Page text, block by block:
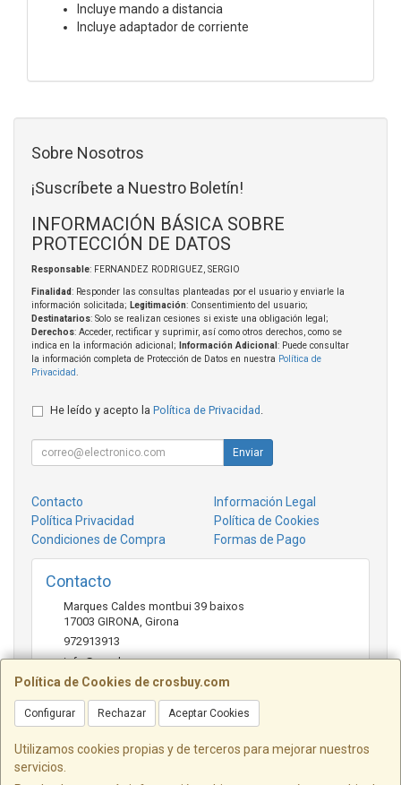
Incluye mando a distancia
Incluye adaptador de corriente
Política de Cookies de crosbuy.com
Configurar Rechazar Aceptar Cookies
Utilizamos cookies propias y de terceros para mejorar nuestros
servicios.
Sobre Nosotros
¡Suscríbete a Nuestro Boletín!
INFORMACIÓN BÁSICA SOBRE
PROTECCIÓN DE DATOS
Responsable: FERNANDEZ RODRIGUEZ, SERGIO
Finalidad: Responder las consultas planteadas por el usuario y enviarle la
información solicitada; Legitimación: Consentimiento del usuario;
Destinatarios: Solo se realizan cesiones si existe una obligación legal;
Derechos: Acceder, rectificar y suprimir, así como otros derechos, como se
indica en la información adicional;
Información Adicional : Puede consultar
la información completa de Protección de Datos en nuestra Política de
Privacidad
He leído y acepto la Política de Privacidad
Enviar
Contacto
Información Legal
Política Privacidad
Política de Cookies
Condiciones de Compra
Formas de Pago
Contacto
Marques Caldes montbui 39 baixos
17003 GIRONA Girona
972913913
info@crosbuy.com
Horario
de 10:00 a 13:30 y de 16:30 a 20:00